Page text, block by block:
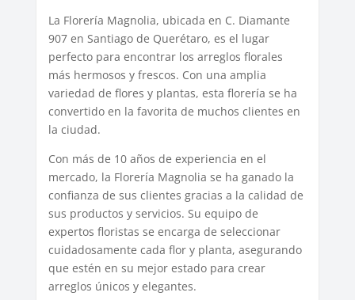
La Florería Magnolia, ubicada en C. Diamante
907 en Santiago de Querétaro, es el lugar
perfecto para encontrar los arreglos florales
más hermosos y frescos. Con una amplia
variedad de flores y plantas, esta florería se ha
convertido en la favorita de muchos clientes en
la ciudad.
Con más de 10 años de experiencia en el
mercado, la Florería Magnolia se ha ganado la
confianza de sus clientes gracias a la calidad de
sus productos y servicios. Su equipo de
expertos floristas se encarga de seleccionar
cuidadosamente cada flor y planta, asegurando
que estén en su mejor estado para crear
arreglos únicos y elegantes.